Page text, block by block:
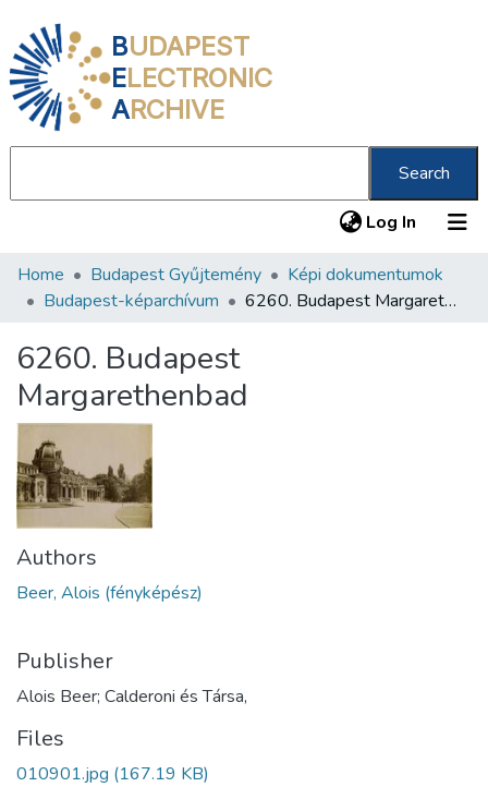
BUDAPEST
ELECTRONIC
ARCHIVE
Search
Log In (current)
Communities & Collections
Statistics
About us
Home Budapest Gyűjtemény
Képi dokumentumok
Budapest-képarchívum
6260. Budapest Margarethenbad
6260. Budapest
Margarethenbad
Authors
Beer, Alois (fényképész)
Publisher
Alois Beer; Calderoni és Társa,
Files
010901.jpg (167.19 KB)